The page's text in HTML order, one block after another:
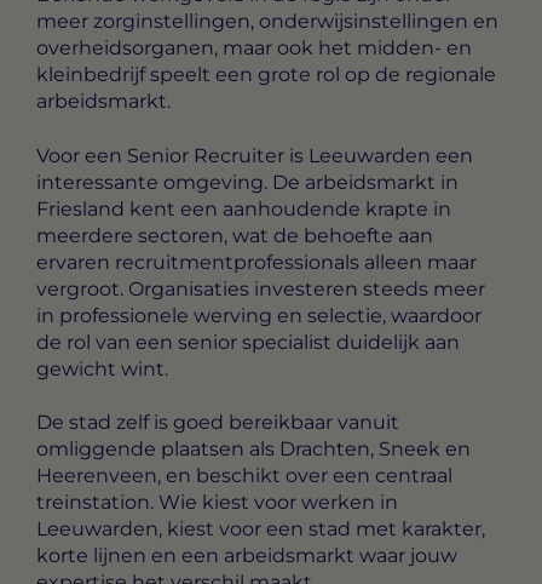
meer zorginstellingen, onderwijsinstellingen en
overheidsorganen, maar ook het midden- en
kleinbedrijf speelt een grote rol op de regionale
arbeidsmarkt.
Voor een Senior Recruiter is Leeuwarden een
interessante omgeving. De arbeidsmarkt in
Friesland kent een aanhoudende krapte in
meerdere sectoren, wat de behoefte aan
ervaren recruitmentprofessionals alleen maar
vergroot. Organisaties investeren steeds meer
in professionele werving en selectie, waardoor
de rol van een senior specialist duidelijk aan
gewicht wint.
De stad zelf is goed bereikbaar vanuit
omliggende plaatsen als Drachten, Sneek en
Heerenveen, en beschikt over een centraal
treinstation. Wie kiest voor werken in
Leeuwarden, kiest voor een stad met karakter,
korte lijnen en een arbeidsmarkt waar jouw